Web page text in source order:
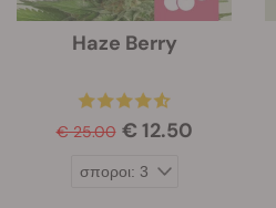
Haze Berry
€ 25.00 € 12.50